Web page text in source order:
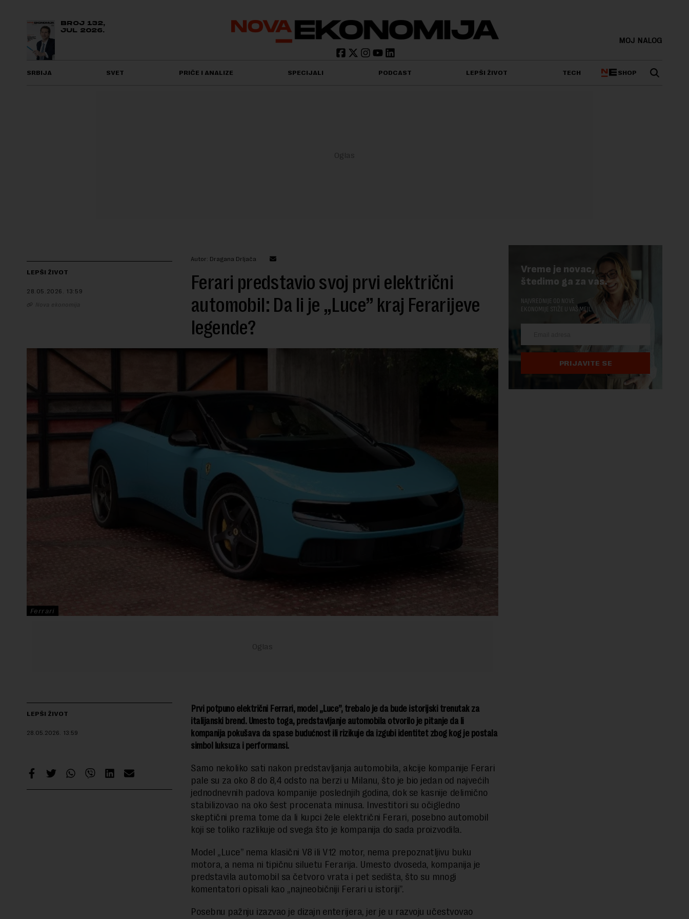
BROJ 132,
JUL 2026.
MOJ NALOG
SRBIJA SVET PRIČE I ANALIZE SPECIJALI PODCAST LEPŠI ŽIVOT TECH SHOP
LEPŠI ŽIVOT
28.05.2026. 13:59
Nova ekonomija
Autor: Dragana Drljača
Ferari predstavio svoj prvi električni
automobil: Da li je „Luce” kraj Ferarijeve
legende?
Ferrari
LEPŠI ŽIVOT
28.05.2026. 13:59
Prvi potpuno električni Ferrari, model „Luce”, trebalo je da bude istorijski trenutak za
italijanski brend. Umesto toga, predstavljanje automobila otvorilo je pitanje da li
kompanija pokušava da spase budućnost ili rizikuje da izgubi identitet zbog kog je postala
simbol luksuza i performansi.
Samo nekoliko sati nakon predstavljanja automobila, akcije kompanije Ferari
pale su za oko 8 do 8,4 odsto na berzi u Milanu, što je bio jedan od najvećih
jednodnevnih padova kompanije poslednjih godina, dok se kasnije delimično
stabilizovao na oko šest procenata minusa. Investitori su očigledno
skeptični prema tome da li kupci žele električni Ferari, posebno automobil
koji se toliko razlikuje od svega što je kompanija do sada proizvodila.
Model „Luce” nema klasični V8 ili V12 motor, nema prepoznatljivu buku
motora, a nema ni tipičnu siluetu Ferarija. Umesto dvoseda, kompanija je
predstavila automobil sa četvoro vrata i pet sedišta, što su mnogi
komentatori opisali kao „najneobičniji Ferari u istoriji”.
Posebnu pažnju izazvao je dizajn enterijera, jer je u razvoju učestvovao
Vreme je novac,
štedimo ga za vas.
NAJVREDNIJE OD NOVE
EKONOMIJE STIŽE U VAŠ MEJL.
PRIJAVITE SE